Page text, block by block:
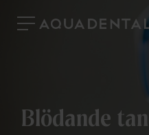
Blödande